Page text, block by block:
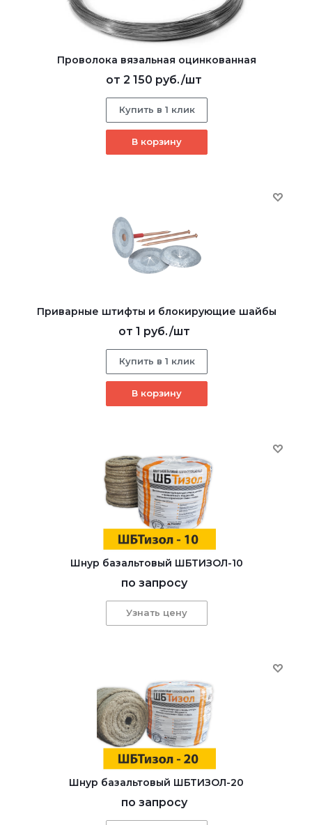
Проволока вязальная оцинкованная
от 2 150 руб./шт
Купить в 1 клик
В корзину
Приварные штифты и блокирующие шайбы
от 1 руб./шт
Купить в 1 клик
В корзину
Шнур базальтовый ШБТИЗОЛ-10
по запросу
Узнать цену
Шнур базальтовый ШБТИЗОЛ-20
по запросу